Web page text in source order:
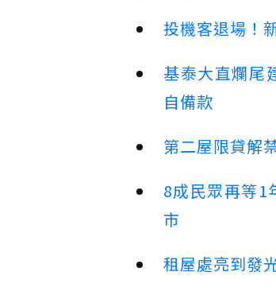
投機客退場！
基泰大直爛尾
自備款
第二屋限貸解
8成民眾再等1
市
租屋處亮到發